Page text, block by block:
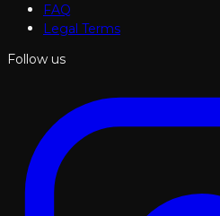
FAQ
Legal Terms
Follow us